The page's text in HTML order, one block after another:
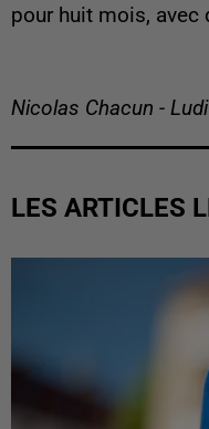
pour huit mois,
Nicolas Chacun -
LES ARTICLES